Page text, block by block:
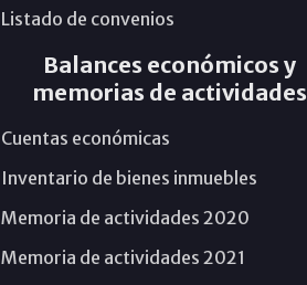
Listado de convenios
Balances económicos y
memorias de actividades
Cuentas económicas
Inventario de bienes inmuebles
Memoria de actividades 2020
Memoria de actividades 2021